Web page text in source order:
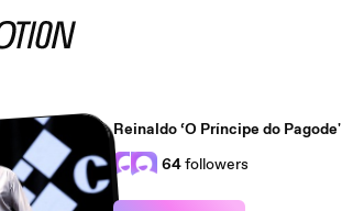
Reinaldo ‘O Príncipe do Pagode'
64followers